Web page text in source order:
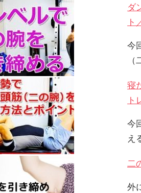
ダ
ト
今
寝
ト
今
え
二
外